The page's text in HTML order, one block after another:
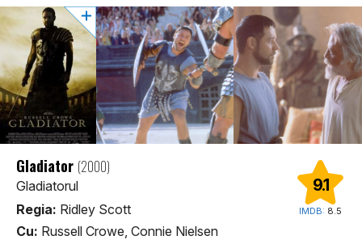
9.1
IMDB: 8.5
Gladiator (2000)
Gladiatorul
Regia: Ridley Scott
Cu: Russell Crowe, Connie Nielsen